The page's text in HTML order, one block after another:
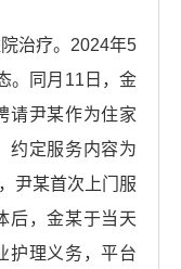
治疗。2024年5
。同月11日，金
请尹某作为住家
约定服务内容为
尹某首次上门服
后，金某于当天
护理义务，平台